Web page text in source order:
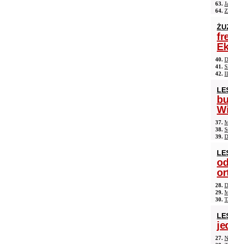
63.
64.
40.
41.
42.
37.
38.
39.
28.
29.
30.
27.